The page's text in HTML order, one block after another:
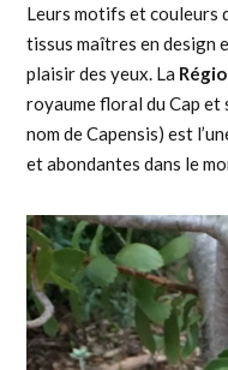
Leurs motifs et couleurs
tissus maîtres en design
plaisir des yeux. La
royaume floral du Cap
nom de Capensis) est
et abondantes dans le